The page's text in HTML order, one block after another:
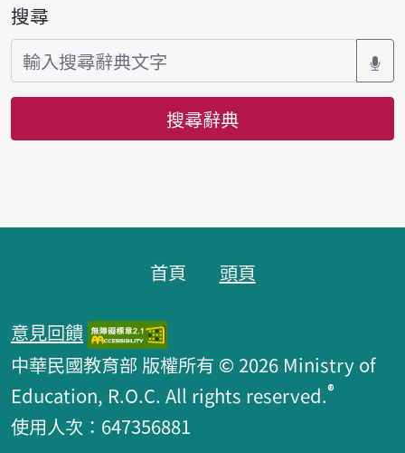
搜尋
搜尋辭典
首頁 頭頁
意見回饋
中華民國教育部 版權所有 © 2026 Ministry of
Education, R.O.C. All rights reserved.®
使用人次：647356881